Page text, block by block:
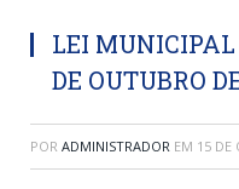
LEI MUNICIPAL
DE OUTUBRO
POR ADMINISTRADOR EM 15 DE